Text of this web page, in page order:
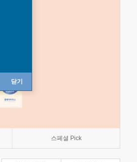
닫기
스페셜 Pick